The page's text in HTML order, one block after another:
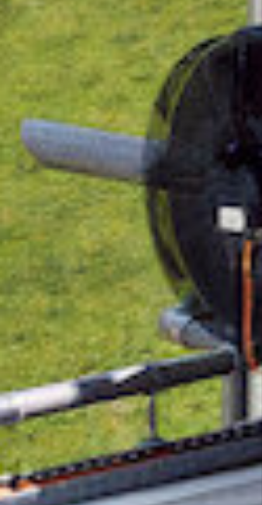
Pour contrer le réchauffement climatique, il